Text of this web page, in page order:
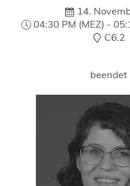
NORDIC TechKomm Kopenhagen
23.-24. September 2026
14.
04:30 PM (MEZ) -
C6.2
beendet